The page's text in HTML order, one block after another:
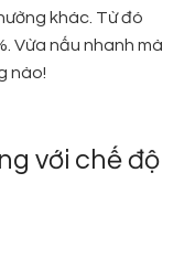
khác. Từ đó
Vừa nấu nhanh mà
nào!
với chế độ